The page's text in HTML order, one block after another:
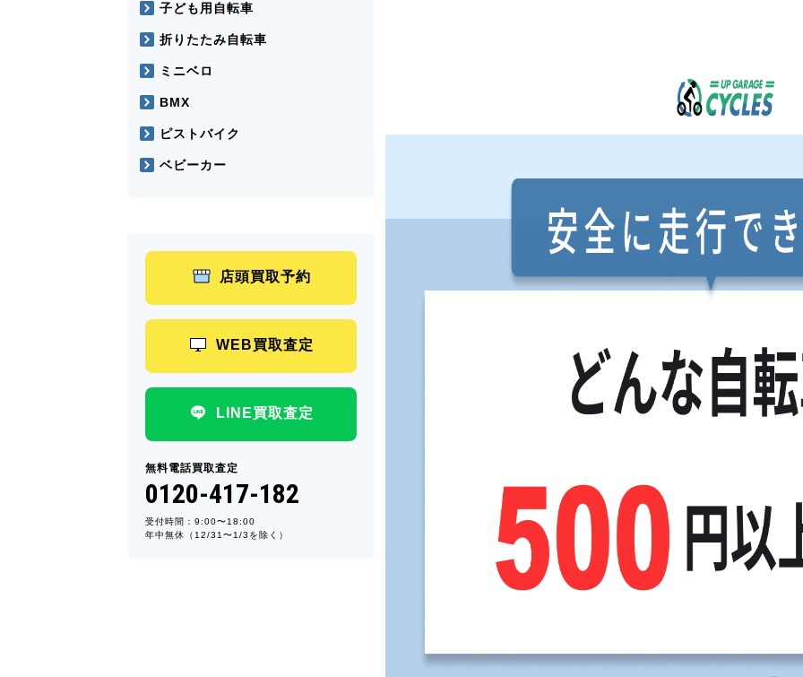
子ども用自転車
折りたたみ自転車
ミニベロ
BMX
ピストバイク
ベビーカー
店頭買取予約
WEB買取査定
LINE買取査定
無料電話買取査定
0120-417-182
受付時間：9:00〜18:00
年中無休（12/31〜1/3を除く）